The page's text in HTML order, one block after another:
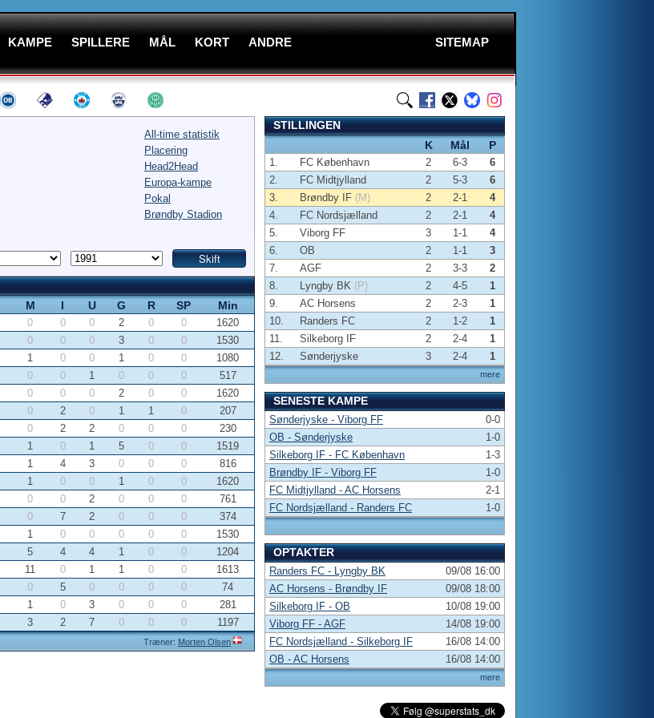
KAMPE SPILLERE MÅL KORT ANDRE SITEMAP
All-time statistik
Placering
Head2Head
Europa-kampe
Pokal
Brøndby Stadion
M I U G R SP Min
Træner: Morten Olsen
0 0 0 2 0 0
1620
0 0 0 3 0 0
1530
1 0 0 1 0 0
1080
0 0 1 0 0 0
517
0 0 0 2 0 0
1620
0 2 0 1 1 0
207
0 2 2 0 0 0
230
1 0 1 5 0 0
1519
1 4 3 0 0 0
816
1 0 0 1 0 0
1620
0 0 2 0 0 0
761
0 7 2 0 0 0
374
1 0 0 0 0 0
1530
5 4 4 1 0 0
1204
11 0 1 1 0 0
1613
0 5 0 0 0 0
74
1 0 3 0 0 0
281
3 2 7 0 0 0 1197
STILLINGEN
K
Mål P
mere
1. FC København 2 6-3
6
2.
FC Midtjylland 2 5-3
6
3.
Brøndby IF (M) 2 2-1
4
4.
FC Nordsjælland 2 2-1
4
5.
Viborg FF 3 1-1
4
6.
OB 2 1-1
3
7.
AGF 2 3-3
2
8.
Lyngby BK (P) 2 4-5
1
9.
AC Horsens 2 2-3
1
10.
Randers FC 2 1-2
1
11.
Silkeborg IF 2 2-4
1
12.
Sønderjyske 3 2-4 1
SENESTE KAMPE
Sønderjyske - Viborg FF
0-0
OB - Sønderjyske
1-0
Silkeborg IF - FC København
1-3
Brøndby IF - Viborg FF
1-0
FC Midtjylland - AC Horsens
2-1
FC Nordsjælland - Randers FC
1-0
OPTAKTER
mere
Randers FC - Lyngby BK
09/08 16:00
AC Horsens - Brøndby IF
09/08 18:00
Silkeborg IF - OB
10/08 19:00
Viborg FF - AGF
14/08 19:00
FC Nordsjælland - Silkeborg IF
16/08 14:00
OB - AC Horsens
16/08 14:00